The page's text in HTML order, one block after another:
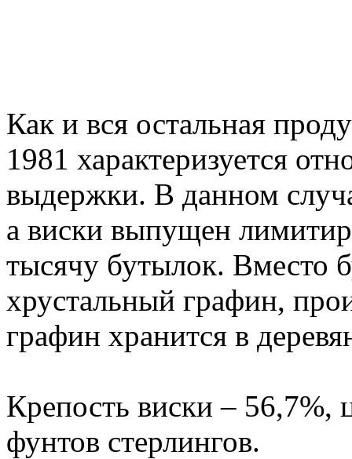
Как и вся остальная
1981 характеризуется
выдержки. В данном
а виски выпущен
тысячу бутылок. Вместо
хрустальный графин,
графин хранится в
Крепость виски – 56,7%,
фунтов стерлингов.